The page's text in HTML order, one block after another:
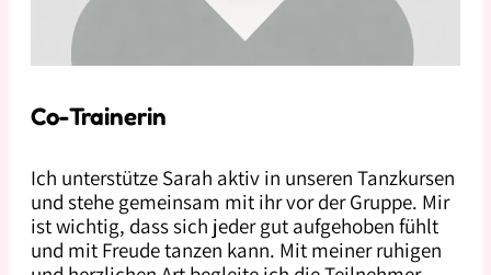
Co-Trainerin
Ich unterstütze Sarah aktiv in unseren Tanzkursen
und stehe gemeinsam mit ihr vor der Gruppe. Mir
ist wichtig, dass sich jeder gut aufgehoben fühlt
und mit Freude tanzen kann. Mit meiner ruhigen